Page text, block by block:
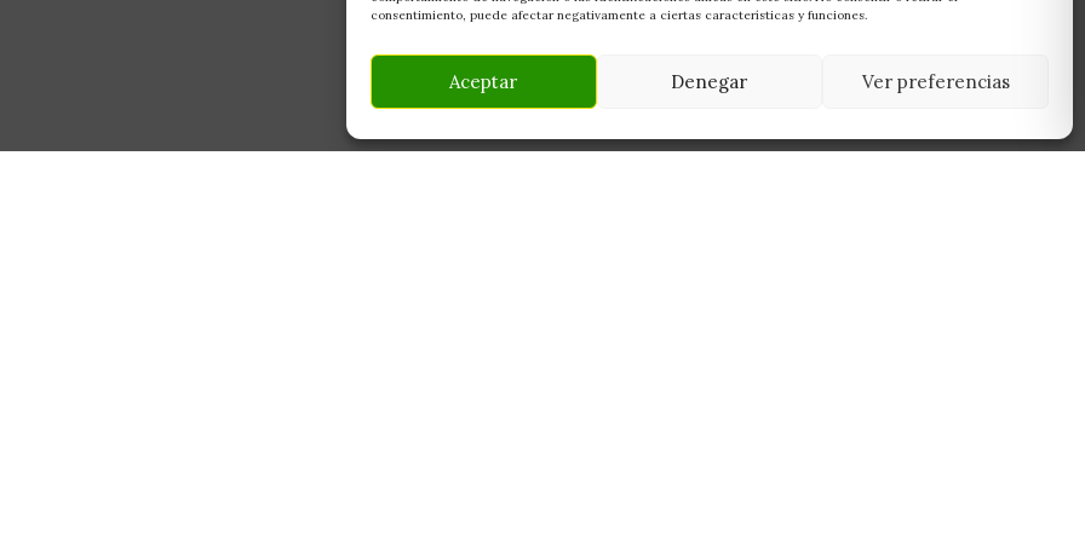
consentimiento, puede afectar negativamente a ciertas características y funciones.
Aceptar Denegar Ver preferencias